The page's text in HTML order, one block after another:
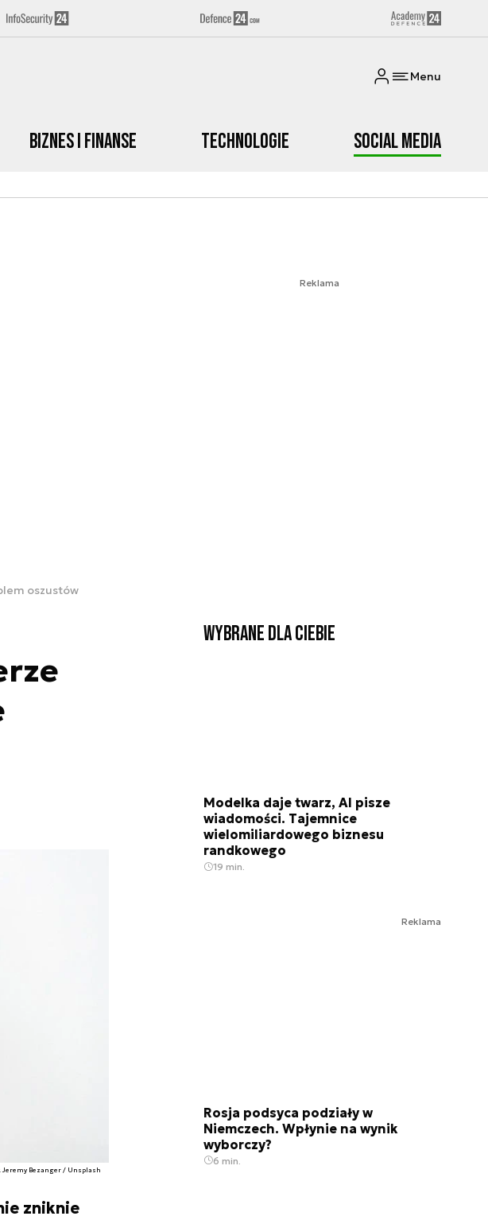
Menu
Biznes i Finanse Technologie Social media
Reklama
oszustów
Jeremy Bezanger / Unsplash
zniknie
Wybrane dla Ciebie
Modelka daje twarz, AI pisze
wiadomości. Tajemnice
wielomiliardowego biznesu
randkowego
19 min.
Reklama
Rosja podsyca podziały w
Niemczech. Wpłynie na wynik
wyborczy?
6 min.